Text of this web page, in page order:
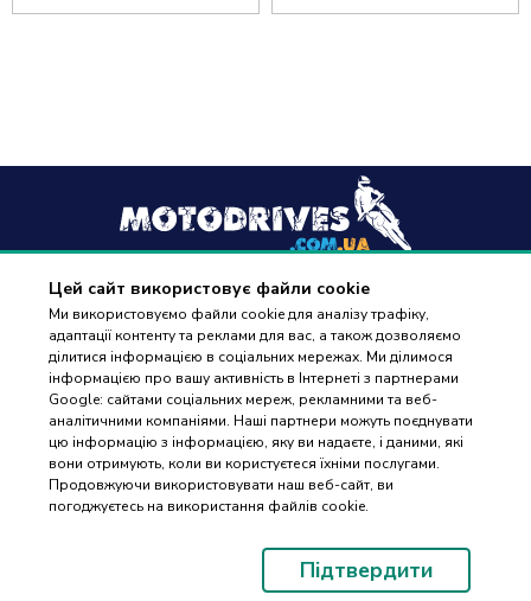
Цей сайт використовує файли cookie
Ми використовуємо файли cookie для аналізу трафіку,
адаптації контенту та реклами для вас, а також дозволяємо
ділитися інформацією в соціальних мережах. Ми ділимося
інформацією про вашу активність в Інтернеті з партнерами
Google: сайтами соціальних мереж, рекламними та веб-
аналітичними компаніями. Наші партнери можуть поєднувати
цю інформацію з інформацією, яку ви надаєте, і даними, які
вони отримують, коли ви користуєтеся їхніми послугами.
Продовжуючи використовувати наш веб-сайт, ви
погоджуєтесь на використання файлів cookie.
Підтвердити
+38(096) 488 77 88
дзвінки приймаються в робочі дні з 9:00 до 18:00
Оплата та доставка
Контакти
ПІДБІР
ЗАПЧАСТИН